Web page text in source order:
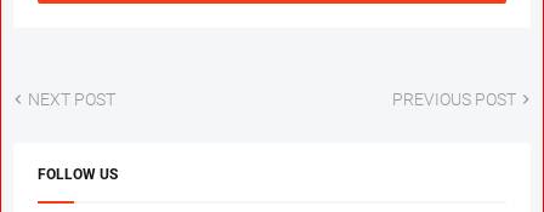
NEXT POST PREVIOUS POST
FOLLOW US